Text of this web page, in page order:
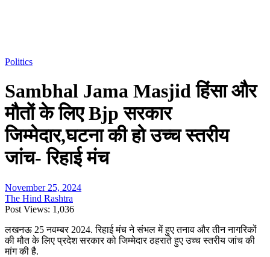
Politics
Sambhal Jama Masjid हिंसा और
मौतों के लिए Bjp सरकार
जिम्मेदार,घटना की हो उच्च स्तरीय
जांच- रिहाई मंच
November 25, 2024
The Hind Rashtra
Post Views: 1,036
लखनऊ 25 नवम्बर 2024. रिहाई मंच ने संभल में हुए तनाव और तीन नागरिकों
की मौत के लिए प्रदेश सरकार को जिम्मेदार ठहराते हुए उच्च स्तरीय जांच की
मांग की है.